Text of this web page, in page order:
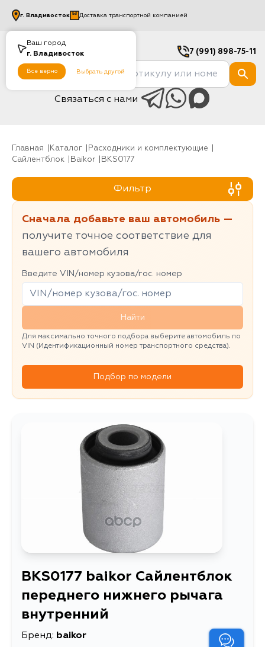
Ваш город
г. Владивосток
Все верно Выбрать другой
г. Владивосток Доставка транспортной компанией
7 (991) 898-75-11
Связаться с нами
Главная Каталог
Расходники и комплектующие
Сайлентблок
baikor BKS0177
Фильтр
Сначала добавьте ваш автомобиль —
получите точное соответствие для
вашего автомобиля
Введите VIN/номер кузова/гос. номер
Найти
Для максимально точного подбора выберите автомобиль по
VIN (Идентификационный номер транспортного средства).
Подбор по модели
BKS0177 baikor Сайлентблок
переднего нижнего рычага
внутренний
Бренд: baikor